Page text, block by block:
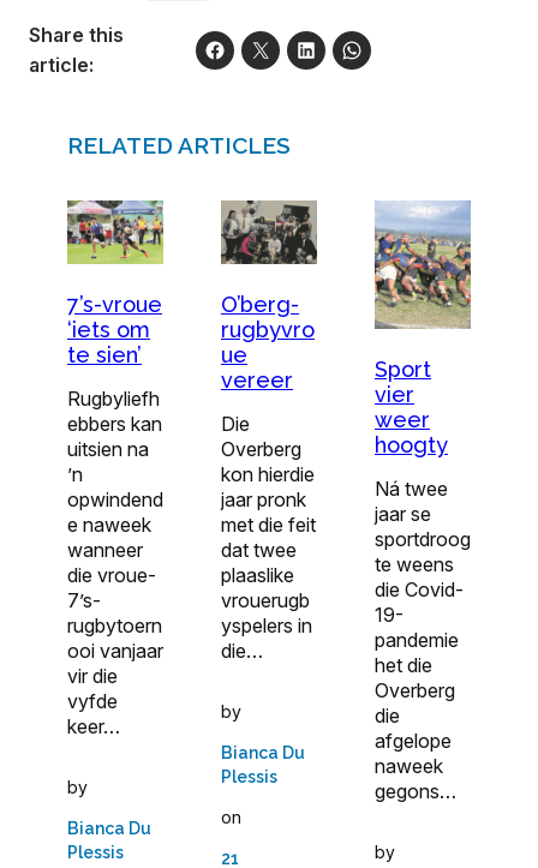
Share this
article:
RELATED ARTICLES
7’s-vroue
‘iets om
te sien’
Rugbyliefh
ebbers kan
uitsien na
’n
opwindend
e naweek
wanneer
die vroue-
7’s-
rugbytoern
ooi vanjaar
vir die
vyfde
keer…
by
Bianca Du
Plessis
O’berg-
rugbyvro
ue
vereer
Die
Overberg
kon hierdie
jaar pronk
met die feit
dat twee
plaaslike
vrouerugb
yspelers in
die…
by
Bianca Du
Plessis
on
21
Sport
vier
weer
hoogty
Ná twee
jaar se
sportdroog
te weens
die Covid-
19-
pandemie
het die
Overberg
die
afgelope
naweek
gegons…
by